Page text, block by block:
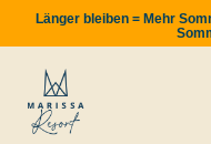
Länger bleiben = Mehr